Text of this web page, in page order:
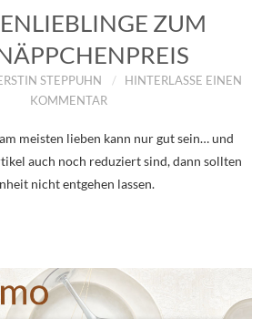
ZUM
STEPPUHN
HINTERLASSE EINEN
KOMMENTAR
meisten lieben kann nur gut sein… und
auch noch reduziert sind, dann sollten
nicht entgehen lassen.